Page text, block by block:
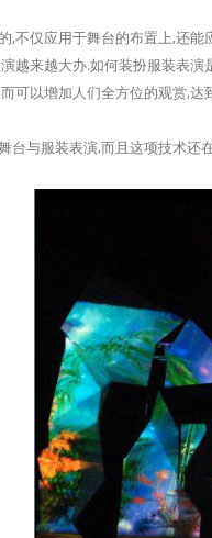
仅应用于舞台的布置上,还能
越来越大办.如何装扮服装表演
可以增加人们全方位的观赏,
与服装表演,而且这项技术还